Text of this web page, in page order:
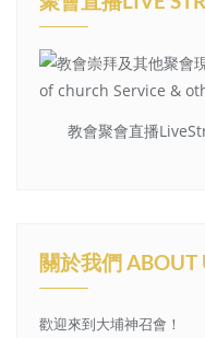
教會聚會直播
關於我們 ABOUT
歡迎來到大埔神召會！